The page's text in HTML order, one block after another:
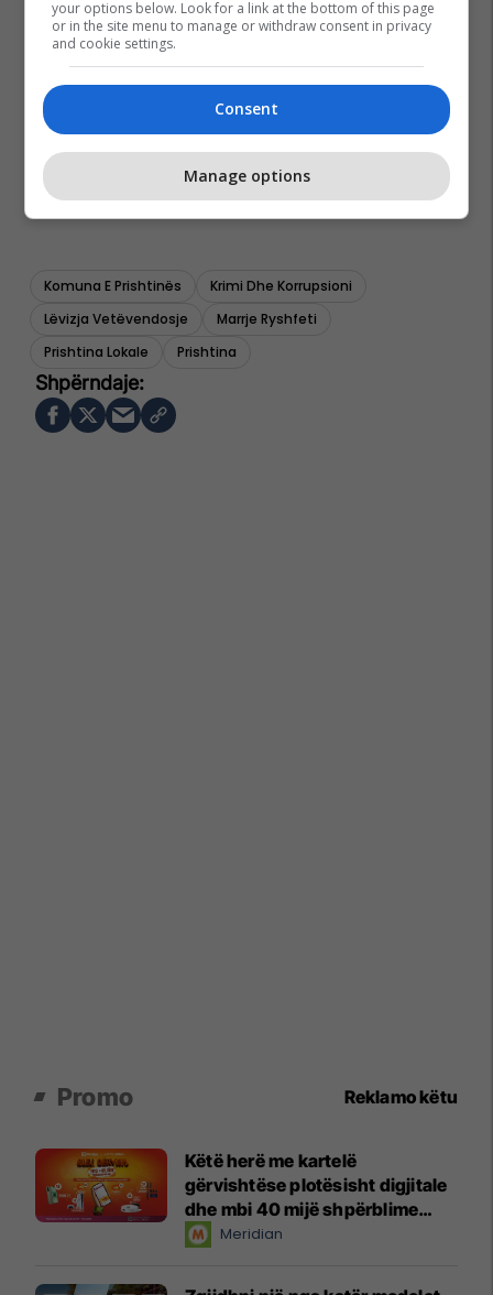
Komuna E Prishtinës
Krimi Dhe Korrupsioni
Lëvizja Vetëvendosje
Marrje Ryshfeti
Prishtina Lokale
Prishtina
Promo Reklamo këtu
Këtë herë me kartelë
gërvishtëse plotësisht digjitale
dhe mbi 40 mijë shpërblime
instant!Meridian
your options below. Look for a link at the bottom of this page
or in the site menu to manage or withdraw consent in privacy
and cookie settings.
Consent
Manage options